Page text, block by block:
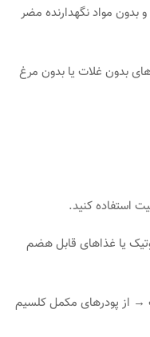
ویتامین‌ها، مواد معدنی، امگا ۳ و ۶، و بدون مواد نگهدارنده مضر
بدون غلات یا بدون مرغ
استفاده کنید.
یا غذاهای قابل هضم
از پودرهای مکمل کلسیم